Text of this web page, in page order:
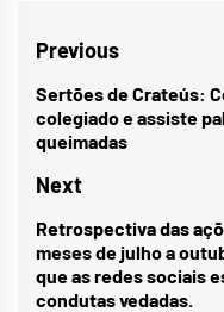
Navegação
de
Post
Previous
Previous
post:
Sertões de Crateús:
colegiado e assiste
queimadas
Next
Next
post:
Retrospectiva das
meses de julho a
que as redes sociais
condutas vedadas.